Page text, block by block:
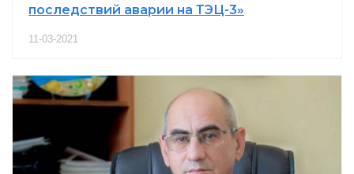
последствий аварии на ТЭЦ-3»
11-03-2021